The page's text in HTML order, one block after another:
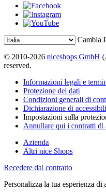
Cambia
© 2010-2026 niceshops GmbH
reserved.
Informazioni legali e
Protezione dei dati
Condizioni generali di
Dichiarazione di
Impostazioni sulla
Annullare qui i contratti di
Azienda
Altri nice Shops
Recedere dal contratto
Personalizza la tua esperienza di